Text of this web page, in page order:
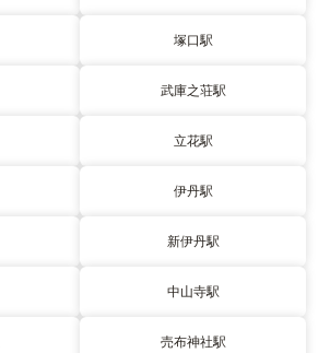
塚口駅
武庫之荘駅
立花駅
伊丹駅
新伊丹駅
中山寺駅
売布神社駅